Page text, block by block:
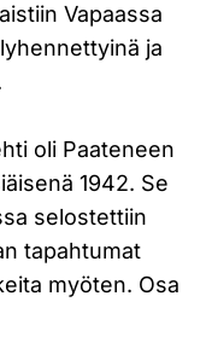
Vapaassa
ja
oli Paateneen
1942. Se
selostettiin
tapahtumat
myöten. Osa